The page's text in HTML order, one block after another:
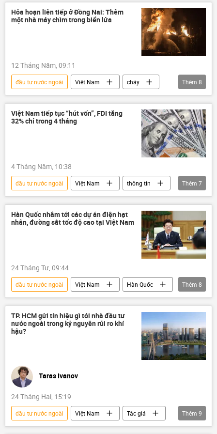
Cơ quan xếp hạng quốc tế Moody’s
kinh tế thị trường
bất động sản
Hỏa hoạn liên tiếp ở Đồng Nai: Thêm
một nhà máy chìm trong biển lửa
12 Tháng Năm, 09:11
đầu tư nước ngoài Việt Nam
cháy
đám cháy
bốc cháy
khu công nghiệp
nhà máy
người lao động
hải quân
Thêm 8
Việt Nam tiếp tục “hút vốn”, FDI tăng
32% chỉ trong 4 tháng
4 Tháng Năm, 10:38
đầu tư nước ngoài Việt Nam
thông tin
Kinh tế
doanh nghiệp
Kinh doanh
FDI
đầu tư
chiến lược phát triển kinh tế
Thêm 7
Hàn Quốc nhắm tới các dự án điện hạt
nhân, đường sắt tốc độ cao tại Việt Nam
24 Tháng Tư, 09:44
đầu tư nước ngoài Việt Nam
Hàn Quốc
Chính trị
Bộ Chính Trị VN
chuyến thăm
ngoại giao
Bộ Ngoại giao Việt Nam
đầu tư
Thêm 8
TP. HCM gửi tín hiệu gì tới nhà đầu tư
nước ngoài trong kỷ nguyên rủi ro khí
hậu?
Taras Ivanov
24 Tháng Hai, 15:19
đầu tư nước ngoài Việt Nam
Tác giả
Quan điểm-Ý kiến
khí hậu
Thêm 9